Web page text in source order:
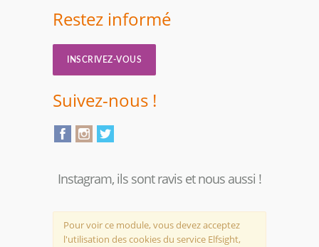
Restez informé
INSCRIVEZ-VOUS
Suivez-nous !
Instagram, ils sont ravis et nous aussi !
Pour voir ce module, vous devez acceptez
l'utilisation des cookies du service Elfsight,